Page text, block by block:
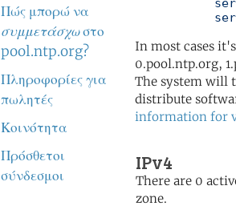
Πώς μπορώ να
συμμετάσχωστο
pool.ntp.org?
Πληροφορίες για
πωλητές
Κοινότητα
Πρόσθετοι
σύνδεσμοι
In most cases
0.pool.ntp.org,
The system will
distribute
information for
IPv4
There are 0
zone.